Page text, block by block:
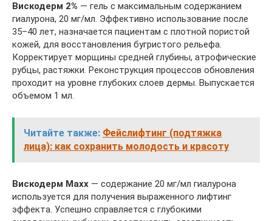
Вискодерм 2% — гель с максимальным содержанием
гиалурона, 20 мг/мл. Эффективно использование после
35–40 лет, назначается пациентам с плотной пористой
кожей, для восстановления бугристого рельефа.
Корректирует морщины средней глубины, атрофические
рубцы, растяжки. Реконструкция процессов обновления
проходит на уровне глубоких слоев дермы. Выпускается
объемом 1 мл.
Читайте также: Фейслифтинг (подтяжка
лица): как сохранить молодость и красоту
Вискодерм Maxx — содержание 20 мг/мл гиалурона
используется для получения выраженного лифтинг
эффекта. Успешно справляется с глубокими